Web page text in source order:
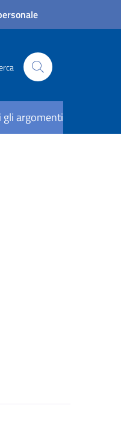
gli argomenti